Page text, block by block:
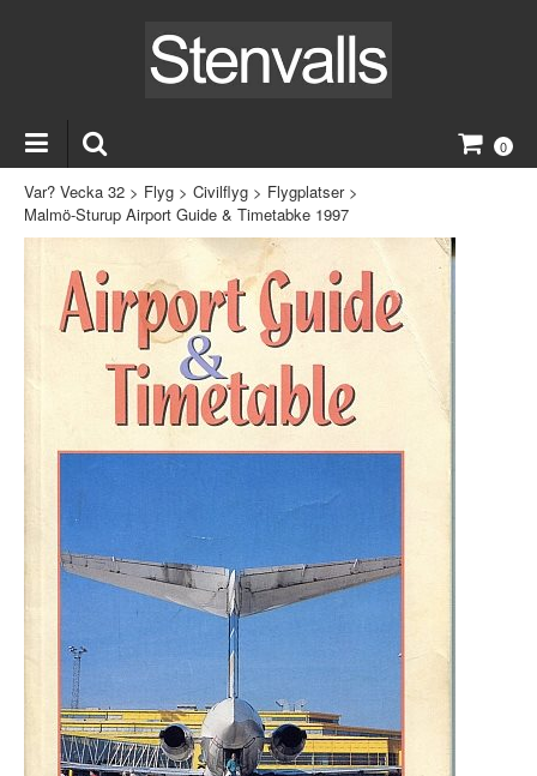
0
Var? Vecka 32 > Flyg > Civilflyg > Flygplatser>
Malmö-Sturup Airport Guide & Timetabke 1997